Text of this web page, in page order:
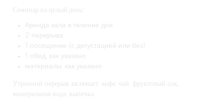
Семинар на целый день:
Аренда зала в течение дня
2 перерыва
1 посещение (с дегустацией или без)
1 обед, как указано
материалы, как указано
Утренний перерыв включает: кофе, чай, фруктовый сок,
минеральная вода, выпечка